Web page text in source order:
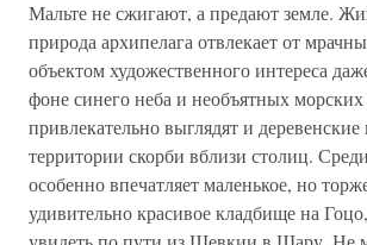
Мальте не сжигают, а предают земле.
природа архипелага отвлекает от
объектом художественного интереса
фоне синего неба и необъятных морских
привлекательно выглядят и
территории скорби вблизи столиц.
особенно впечатляет маленькое, но
удивительно красивое кладбище на